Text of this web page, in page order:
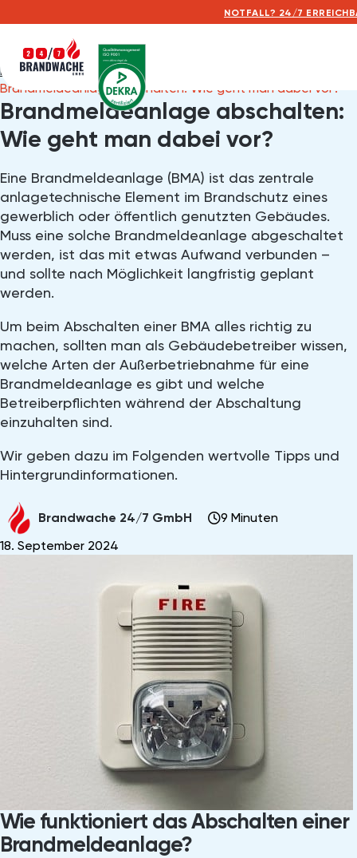
NOTFALL? 24/7
Home Posts
Brandmeldeanlage abschalten: Wie geht man dabei vor?
Brandmeldeanlage abschalten:
Wie geht man dabei vor?
Eine Brandmeldeanlage (BMA) ist das zentrale
anlagetechnische Element im Brandschutz eines
gewerblich oder öffentlich genutzten Gebäudes.
Muss eine solche Brandmeldeanlage abgeschaltet
werden, ist das mit etwas Aufwand verbunden –
und sollte nach Möglichkeit langfristig geplant
werden.
Um beim Abschalten einer BMA alles richtig zu
machen, sollten man als Gebäudebetreiber wissen,
welche Arten der Außerbetriebnahme für eine
Brandmeldeanlage es gibt und welche
Betreiberpflichten während der Abschaltung
einzuhalten sind.
Wir geben dazu im Folgenden wertvolle Tipps und
Hintergrundinformationen.
Brandwache 24/7 GmbH
9 Minuten
18. September 2024
Wie funktioniert das Abschalten einer
Brandmeldeanlage?